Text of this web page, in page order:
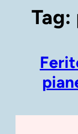
Tag: